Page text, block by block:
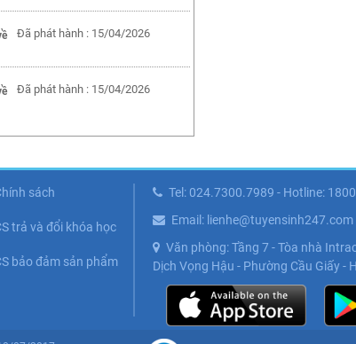
Đã phát hành : 15/04/2026
Đã phát hành : 15/04/2026
sách
trả và đổi khóa học
bảo đảm sản phẩm
Tel: 024.7300.7989 - Hotline:
Email: lienhe@tuyensinh247.com
Văn phòng: Tầng 7 - Tòa nhà
Dịch Vọng Hậu - Phường Cầu Giấy -